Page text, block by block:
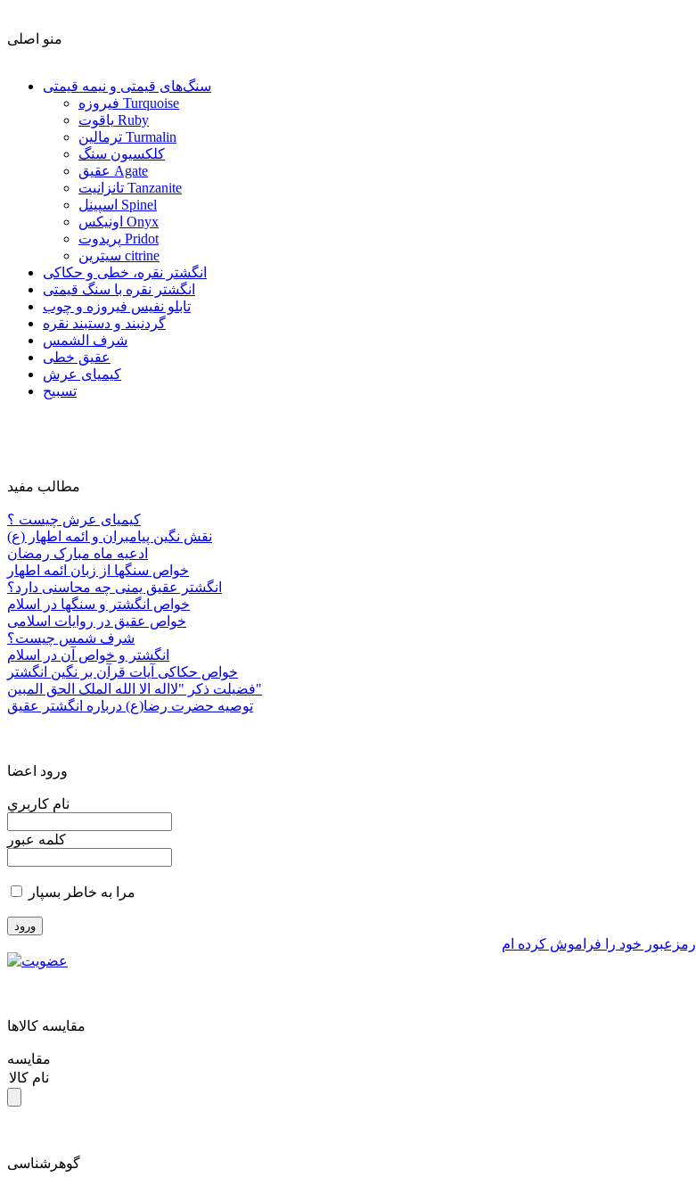
منو اصلی
سنگ‌های قیمتی و نیمه قیمتی
فیروزه Turquoise
یاقوت Ruby
ترمالین Turmalin
کلکسیون سنگ
عقیق Agate
تانزانیت Tanzanite
اسپینل Spinel
اونیکس Onyx
پریدوت Pridot
سیترین citrine
انگشتر نقره، خطی و حکاکی
انگشتر نقره با سنگ قیمتی
تابلو نفیس فیروزه و چوب
گردنبند و دستبند نقره
شرف الشمس
عقیق خطی
کیمیای عرش
تسبیح
مطالب مفید
کیمیای عرش چیست ؟
نقش نگین پیامبران و ائمه اطهار (ع)
ادعیه ماه مبارک رمضان
خواص سنگها از زبان ائمه اطهار
انگشتر عقیق یمنی چه محاسنی دارد؟
خواص انگشتر و سنگها در اسلام
خواص عقیق در روایات اسلامی
شرف شمس چیست؟
انگشتر و خواص آن در اسلام
خواص حکاکی آیات قرآن بر نگین انگشتر
فضیلت ذکر "لااله الا الله الملک الحق المبین"
توصیه حضرت رضا(ع) درباره انگشتر عقیق
ورود اعضا
نام کاربري
کلمه عبور
مرا به خاطر بسپار
رمزعبور خود را فراموش کرده ام
مقايسه کالاها
مقایسه
نام کالا
گوهرشناسی